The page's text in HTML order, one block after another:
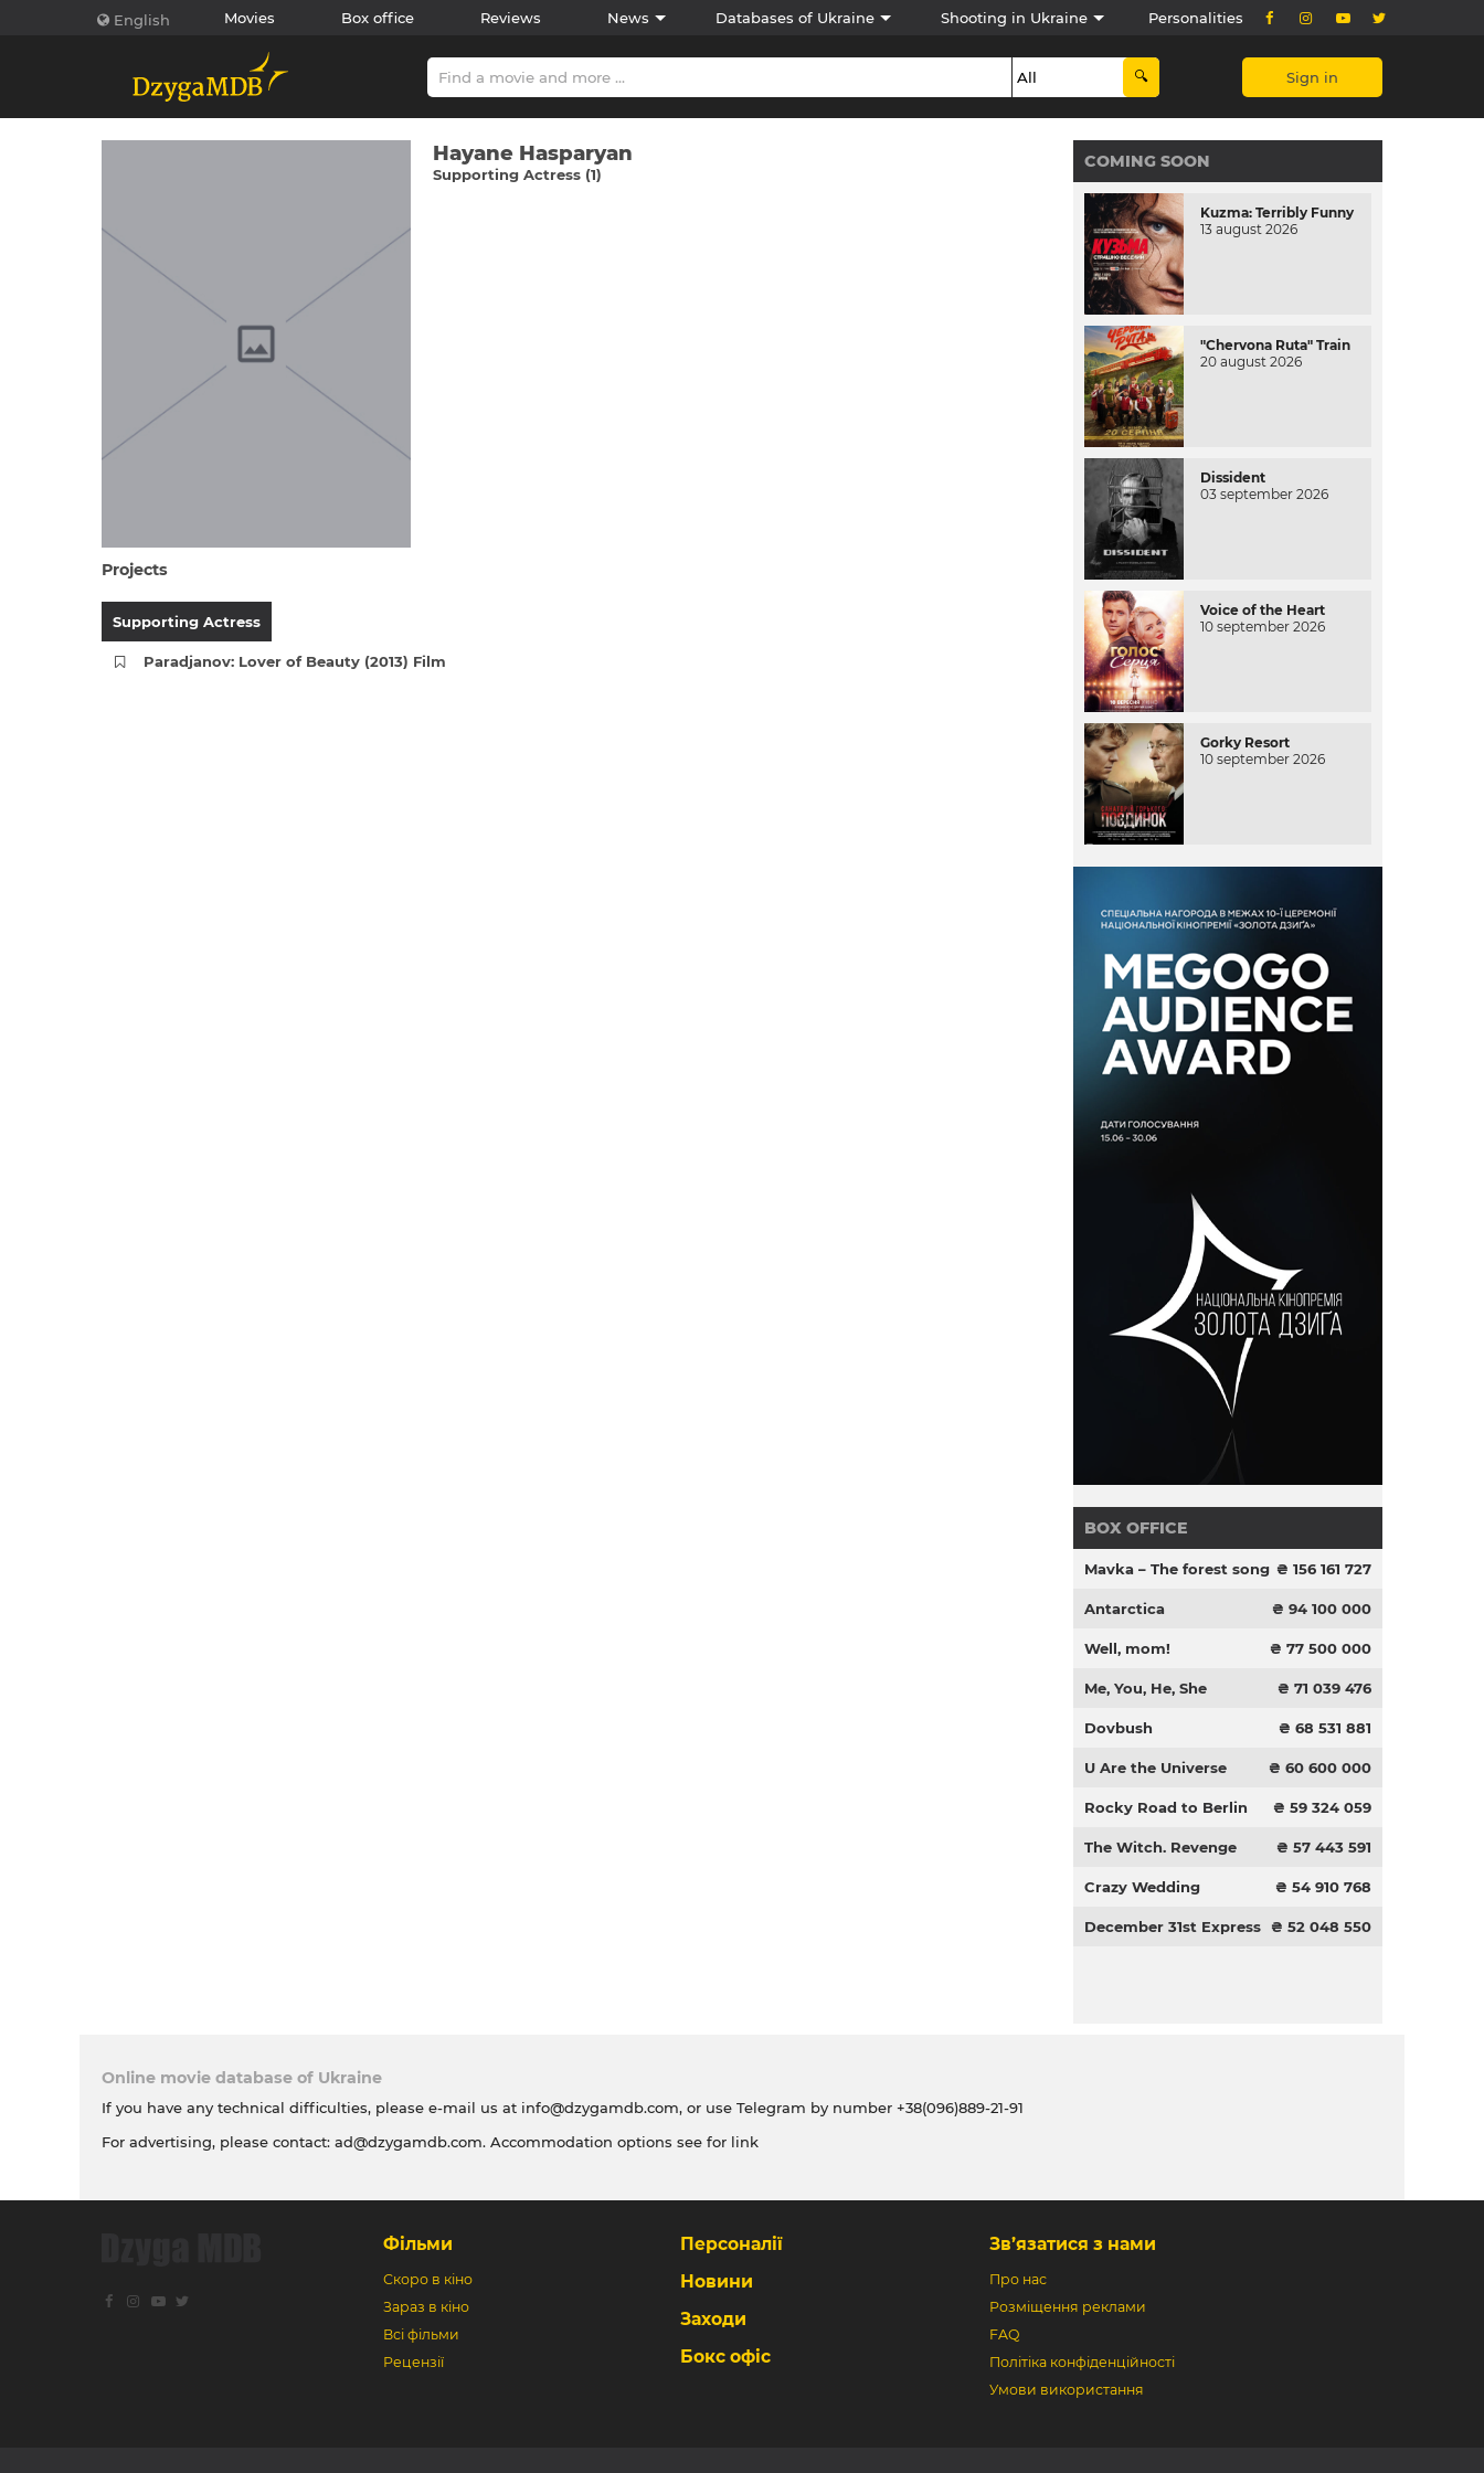
English Movies Box office Reviews News Databases of Ukraine Shooting in Ukraine Personalities
Sign in
Hayane Hasparyan
Supporting Actress (1)
Projects
Supporting Actress
Paradjanov: Lover of Beauty (2013) Film
COMING SOON
Kuzma: Terribly Funny
13 august 2026
"Chervona Ruta" Train
20 august 2026
Dissident
03 september 2026
Voice of the Heart
10 september 2026
Gorky Resort
10 september 2026
BOX OFFICE
Mavka – The forest song ₴ 156 161 727
Antarctica ₴ 94 100 000
Well, mom! ₴ 77 500 000
Me, You, He, She ₴ 71 039 476
Dovbush ₴ 68 531 881
U Are the Universe ₴ 60 600 000
Rocky Road to Berlin ₴ 59 324 059
The Witch. Revenge ₴ 57 443 591
Crazy Wedding ₴ 54 910 768
December 31st Express ₴ 52 048 550
Online movie database of Ukraine
If you have any technical difficulties, please e-mail us at info@dzygamdb.com, or use Telegram by number +38(096)889-21-91
For advertising, please contact: ad@dzygamdb.com. Accommodation options see for link
Фільми
Скоро в кіно
Зараз в кіно
Всі фільми
Рецензії
Персоналії
Новини
Заходи
Бокс офіс
Зв’язатися з нами
Про нас
Розміщення реклами
FAQ
Політіка конфіденційності
Умови використання